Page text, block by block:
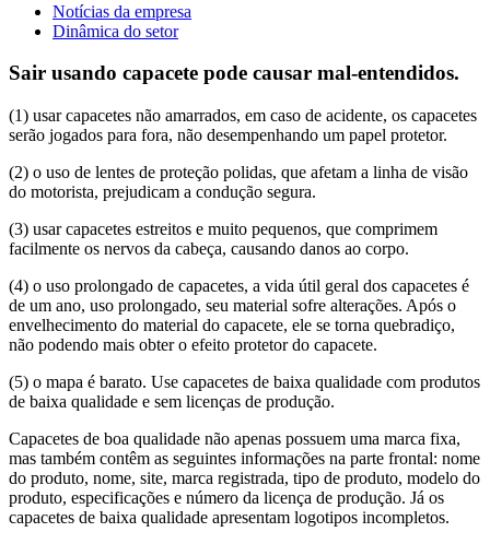
Notícias da empresa
Dinâmica do setor
Sair usando capacete pode causar mal-entendidos.
(1) usar capacetes não amarrados, em caso de acidente, os capacetes
serão jogados para fora, não desempenhando um papel protetor.
(2) o uso de lentes de proteção polidas, que afetam a linha de visão
do motorista, prejudicam a condução segura.
(3) usar capacetes estreitos e muito pequenos, que comprimem
facilmente os nervos da cabeça, causando danos ao corpo.
(4) o uso prolongado de capacetes, a vida útil geral dos capacetes é
de um ano, uso prolongado, seu material sofre alterações. Após o
envelhecimento do material do capacete, ele se torna quebradiço,
não podendo mais obter o efeito protetor do capacete.
(5) o mapa é barato. Use capacetes de baixa qualidade com produtos
de baixa qualidade e sem licenças de produção.
Capacetes de boa qualidade não apenas possuem uma marca fixa,
mas também contêm as seguintes informações na parte frontal: nome
do produto, nome, site, marca registrada, tipo de produto, modelo do
produto, especificações e número da licença de produção. Já os
capacetes de baixa qualidade apresentam logotipos incompletos.